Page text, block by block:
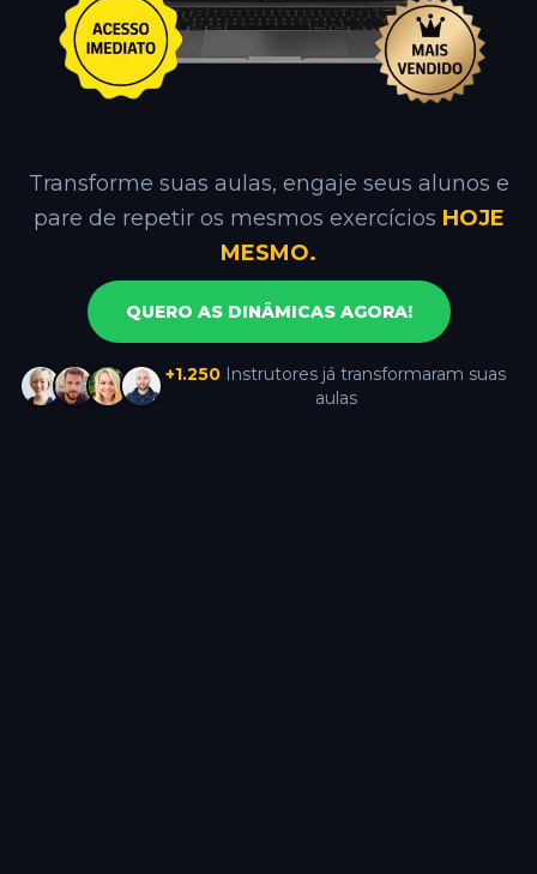
Transforme suas aulas, engaje seus alunos e
pare de repetir os mesmos exercícios HOJE
MESMO.
QUERO AS DINÂMICAS AGORA!
+1.250 Instrutores já transformaram suas
aulas